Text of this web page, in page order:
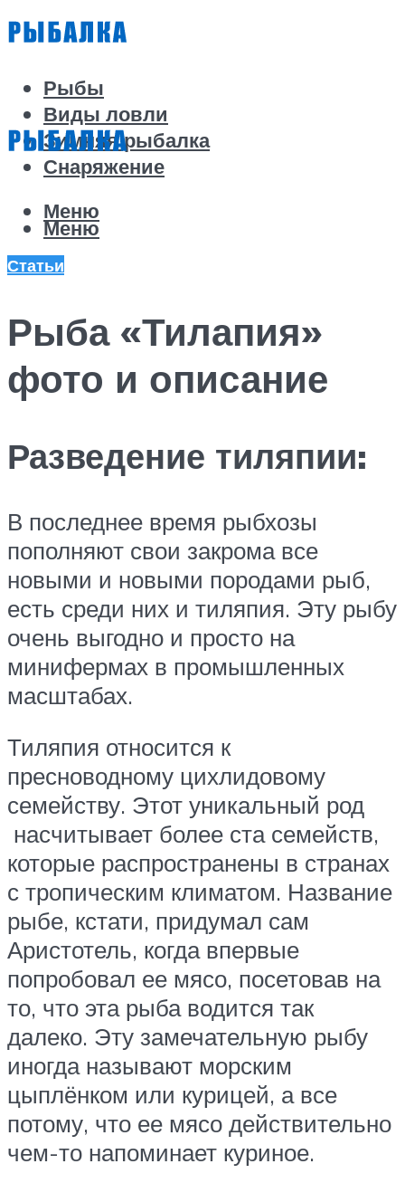
Рыбы
Виды ловли
Зимняя рыбалка
Снаряжение
Меню
Меню
Статьи
Рыба «Тилапия»
фото и описание
Разведение тиляпии:
В последнее время рыбхозы
пополняют свои закрома все
новыми и новыми породами рыб,
есть среди них и тиляпия. Эту рыбу
очень выгодно и просто на
минифермах в промышленных
масштабах.
Тиляпия относится к
пресноводному цихлидовому
семейству. Этот уникальный род
насчитывает более ста семейств,
которые распространены в странах
с тропическим климатом. Название
рыбе, кстати, придумал сам
Аристотель, когда впервые
попробовал ее мясо, посетовав на
то, что эта рыба водится так
далеко. Эту замечательную рыбу
иногда называют морским
цыплёнком или курицей, а все
потому, что ее мясо действительно
чем-то напоминает куриное.